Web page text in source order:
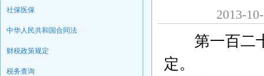
社保医保
中华人民共和国合同法
财税政策规定
税务查询
2013-
第一百二十
定。